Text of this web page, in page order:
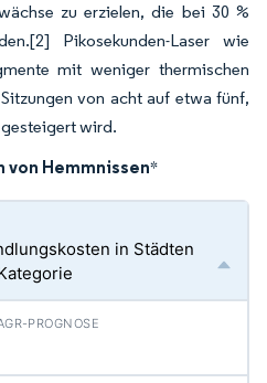
zu erzielen, die bei 30 %
[2] Pikosekunden-Laser wie
mit weniger thermischen
von acht auf etwa fünf,
wird.
von Hemmnissen*
in Städten